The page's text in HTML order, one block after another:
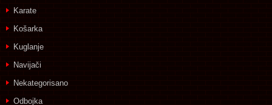
Karate
Košarka
Kuglanje
Navijači
Nekategorisano
Odbojka